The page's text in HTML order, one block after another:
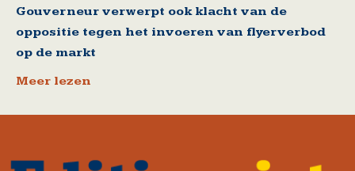
Gouverneur verwerpt ook klacht van de
oppositie tegen het invoeren van flyerverbod
op de markt
Meer lezen